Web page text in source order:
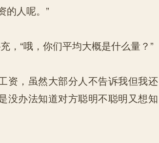
人呢。”
“哦，你们平均大概是什么量？”
，虽然大部分人不告诉我但我还
没办法知道对方聪明不聪明又想知